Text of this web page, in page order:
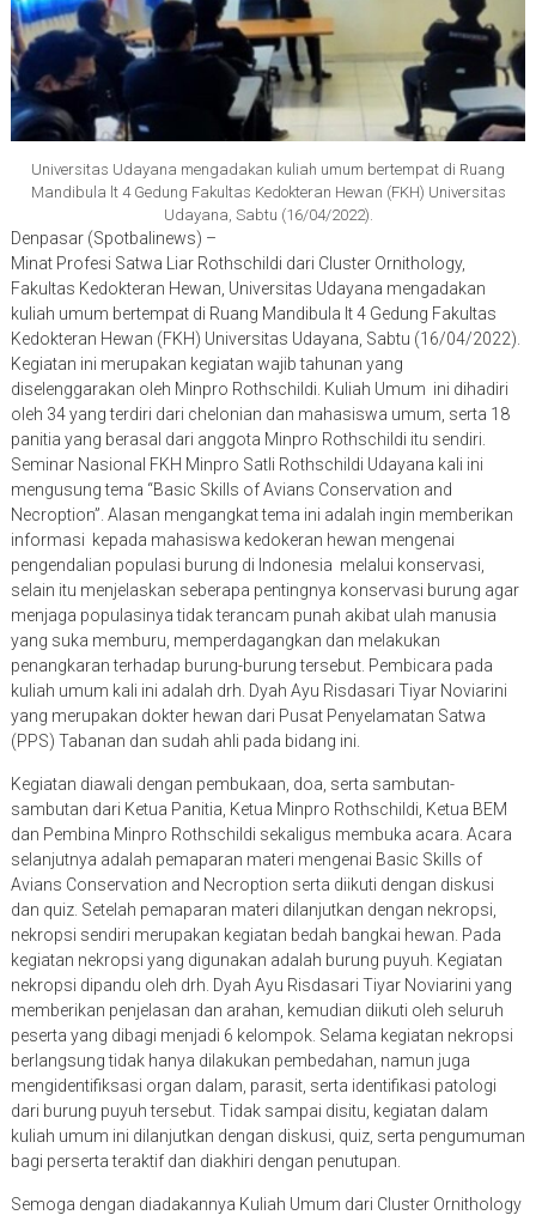
Universitas Udayana mengadakan kuliah umum bertempat di Ruang
Mandibula lt 4 Gedung Fakultas Kedokteran Hewan (FKH) Universitas
Udayana, Sabtu (16/04/2022).
Denpasar (Spotbalinews) –
Minat Profesi Satwa Liar Rothschildi dari Cluster Ornithology,
Fakultas Kedokteran Hewan, Universitas Udayana mengadakan
kuliah umum bertempat di Ruang Mandibula lt 4 Gedung Fakultas
Kedokteran Hewan (FKH) Universitas Udayana, Sabtu (16/04/2022).
Kegiatan ini merupakan kegiatan wajib tahunan yang
diselenggarakan oleh Minpro Rothschildi. Kuliah Umum ini dihadiri
oleh 34 yang terdiri dari chelonian dan mahasiswa umum, serta 18
panitia yang berasal dari anggota Minpro Rothschildi itu sendiri.
Seminar Nasional FKH Minpro Satli Rothschildi Udayana kali ini
mengusung tema “Basic Skills of Avians Conservation and
Necroption”. Alasan mengangkat tema ini adalah ingin memberikan
informasi kepada mahasiswa kedokeran hewan mengenai
pengendalian populasi burung di Indonesia melalui konservasi,
selain itu menjelaskan seberapa pentingnya konservasi burung agar
menjaga populasinya tidak terancam punah akibat ulah manusia
yang suka memburu, memperdagangkan dan melakukan
penangkaran terhadap burung-burung tersebut. Pembicara pada
kuliah umum kali ini adalah drh. Dyah Ayu Risdasari Tiyar Noviarini
yang merupakan dokter hewan dari Pusat Penyelamatan Satwa
(PPS) Tabanan dan sudah ahli pada bidang ini.
Kegiatan diawali dengan pembukaan, doa, serta sambutan-
sambutan dari Ketua Panitia, Ketua Minpro Rothschildi, Ketua BEM
dan Pembina Minpro Rothschildi sekaligus membuka acara. Acara
selanjutnya adalah pemaparan materi mengenai Basic Skills of
Avians Conservation and Necroption serta diikuti dengan diskusi
dan quiz. Setelah pemaparan materi dilanjutkan dengan nekropsi,
nekropsi sendiri merupakan kegiatan bedah bangkai hewan. Pada
kegiatan nekropsi yang digunakan adalah burung puyuh. Kegiatan
nekropsi dipandu oleh drh. Dyah Ayu Risdasari Tiyar Noviarini yang
memberikan penjelasan dan arahan, kemudian diikuti oleh seluruh
peserta yang dibagi menjadi 6 kelompok. Selama kegiatan nekropsi
berlangsung tidak hanya dilakukan pembedahan, namun juga
mengidentifiksasi organ dalam, parasit, serta identifikasi patologi
dari burung puyuh tersebut. Tidak sampai disitu, kegiatan dalam
kuliah umum ini dilanjutkan dengan diskusi, quiz, serta pengumuman
bagi perserta teraktif dan diakhiri dengan penutupan.
Semoga dengan diadakannya Kuliah Umum dari Cluster Ornithology